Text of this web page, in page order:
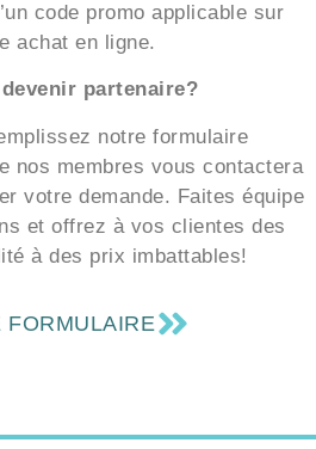
sur l’ensemble de nos
code promo applicable sur
notre formulaire
nos membres vous contactera
votre demande. Faites équipe
et offrez à vos clientes des